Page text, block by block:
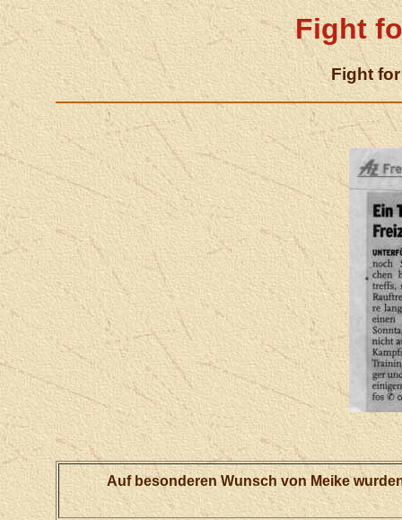
Fight
Fight
Auf besonderen Wunsch von Meike